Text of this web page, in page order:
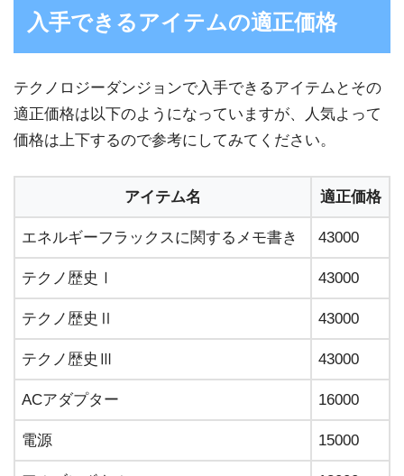
入手できるアイテムの適正価格
テクノロジーダンジョンで入手できるアイテムとその
適正価格は以下のようになっていますが、人気よって
価格は上下するので参考にしてみてください。
アイテム名 適正価格
エネルギーフラックスに関するメモ書き 43000
テクノ歴史Ⅰ 43000
テクノ歴史Ⅱ 43000
テクノ歴史Ⅲ 43000
ACアダプター 16000
電源 15000